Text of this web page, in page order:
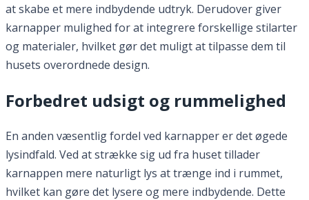
at skabe et mere indbydende udtryk. Derudover giver
karnapper mulighed for at integrere forskellige stilarter
og materialer, hvilket gør det muligt at tilpasse dem til
husets overordnede design.
Forbedret udsigt og rummelighed
En anden væsentlig fordel ved karnapper er det øgede
lysindfald. Ved at strække sig ud fra huset tillader
karnappen mere naturligt lys at trænge ind i rummet,
hvilket kan gøre det lysere og mere indbydende. Dette